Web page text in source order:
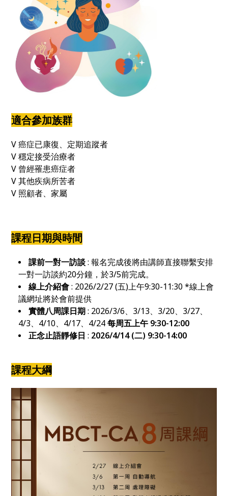
適合參加族群
V 癌症已康復、定期追蹤者
V 穩定接受治療者
V 曾經罹患癌症者
V 其他疾病所苦者
V 照顧者、家屬
課程日期與時間
課前一對一訪談: 報名完成後將由講師直接聯繫安排
一對一訪談約20分鐘，於3/5前完成。
線上介紹會: 2026/2/27(五)上午9:30-11:30 *線上會
議網址將於會前提供
實體八周課日期: 2026/3/6、3/13、3/20、3/27、
4/3、4/10、4/17、4/24每周五上午 9:30-12:00
正念止語靜修日 : 2026/4/14 (二) 9:30-14:00
課程大綱